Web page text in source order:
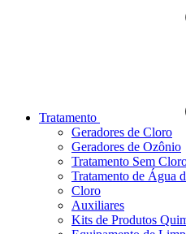
Tratamento
Geradores de Cloro
Geradores de Ozônio
Tratamento Sem
Tratamento de Água
Cloro
Auxiliares
Kits de Produtos